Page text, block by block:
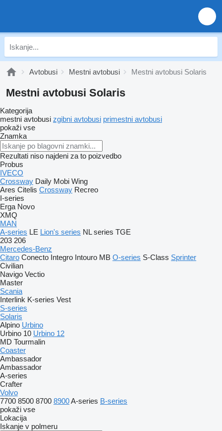
Avtobusi Mestni avtobusi Mestni avtobusi Solaris
Mestni avtobusi Solaris
Kategorija
mestni avtobusi zgibni avtobusi primestni avtobusi
pokaži vse
Znamka
Rezultati niso najdeni za to poizvedbo
Probus
IVECO
Crossway Daily Mobi Wing
Ares Citelis Crossway Recreo
I-series
Erga Novo
XMQ
MAN
A-series LE Lion's series NL series TGE
203 206
Mercedes-Benz
Citaro Conecto Integro Intouro MB O-series S-Class Sprinter
Civilian
Navigo Vectio
Master
Scania
Interlink K-series Vest
S-series
Solaris
Alpino Urbino
Urbino 10 Urbino 12
MD Tourmalin
Coaster
Ambassador
Ambassador
A-series
Crafter
Volvo
7700 8500 8700 8900A-series B-series
pokaži vse
Lokacija
Iskanje v polmeru